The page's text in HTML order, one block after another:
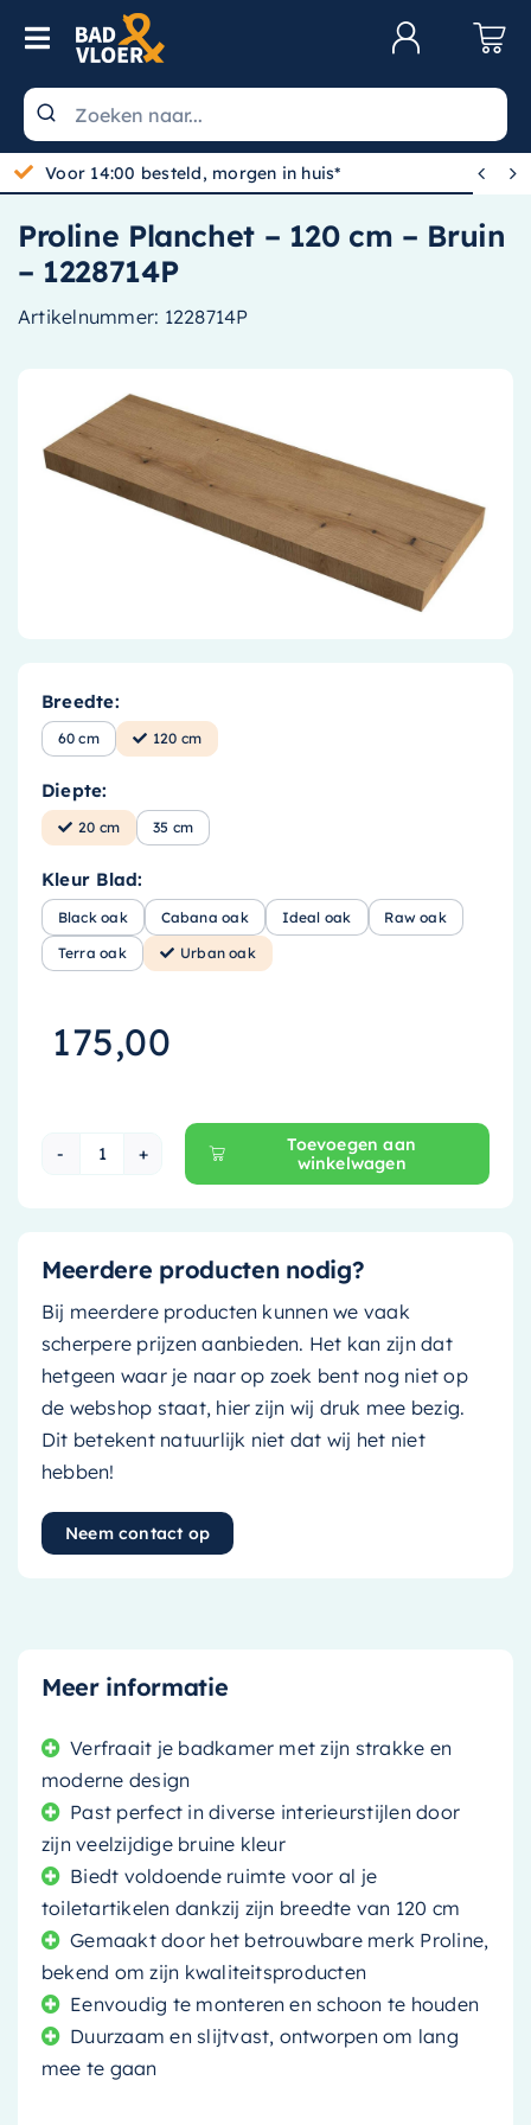
Skip to content
Toggle Navigation
Wastafels
Toiletten
Spiegels
Badkamermeubels
Baden
Radiatoren
Tegels
Voor 14:00 besteld, morgen in huis*  
Proline Planchet – 120 cm – Bruin
– 1228714P
Artikelnummer: 1228714P
Breedte:
60 cm 120 cm
Diepte:
20 cm 35 cm
Kleur Blad:
Black oak Cabana oak Ideal oak Raw oak
Terra oak Urban oak
175,00
Proline Planchet - 120 cm - Bruin - 1228714P
Toevoegen aan
winkelwagen
Meerdere producten nodig?
Bij meerdere producten kunnen we vaak
scherpere prijzen aanbieden. Het kan zijn dat
hetgeen waar je naar op zoek bent nog niet op
de webshop staat, hier zijn wij druk mee bezig.
Dit betekent natuurlijk niet dat wij het niet
hebben!
Neem contact op
Meer informatie
Verfraait je badkamer met zijn strakke en
moderne design
Past perfect in diverse interieurstijlen door
zijn veelzijdige bruine kleur
Biedt voldoende ruimte voor al je
toiletartikelen dankzij zijn breedte van 120 cm
Gemaakt door het betrouwbare merk Proline,
bekend om zijn kwaliteitsproducten
Eenvoudig te monteren en schoon te houden
Duurzaam en slijtvast, ontworpen om lang
mee te gaan